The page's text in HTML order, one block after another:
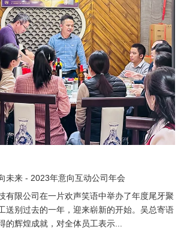
未来 - 2023年意向互动公司年会
有限公司在一片欢声笑语中举办了年度尾牙聚
送别过去的一年，迎来崭新的开始。吴总寄语
的辉煌成就，对全体员工表示...